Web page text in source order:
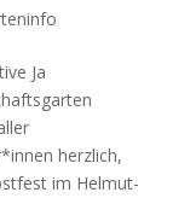
Ja
herzlich,
im Helmut-